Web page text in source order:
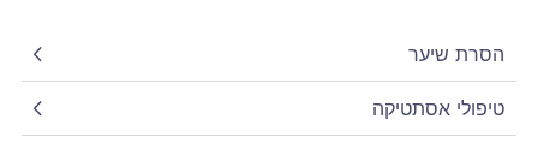
הסרת שיער
טיפולי אסתטיקה